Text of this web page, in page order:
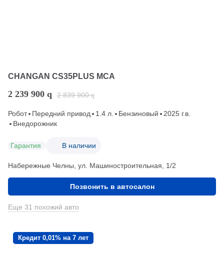
CHANGAN CS35PLUS MCA
2 239 900 q 2 839 900 q
Робот Передний привод 1.4 л. Бензиновый
2025 г.в.
Внедорожник
Гарантия В наличии
Набережные Челны, ул. Машиностроительная, 1/2
Позвонить в автосалон
Еще 31 похожий авто
Кредит 0,01% на 7 лет